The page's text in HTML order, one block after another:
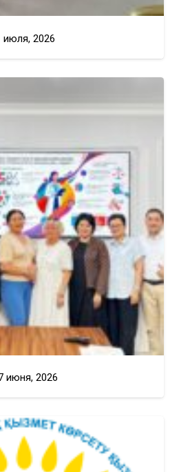
июля, 2026
июня, 2026